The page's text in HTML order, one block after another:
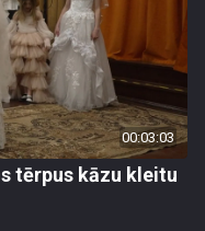
00:03:03
tērpus kāzu kleitu